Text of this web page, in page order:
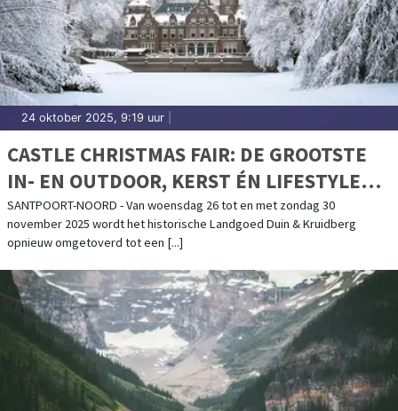
24 oktober 2025, 9:19 uur
CASTLE CHRISTMAS FAIR: DE GROOTSTE
IN- EN OUTDOOR, KERST ÉN LIFESTYLE
FAIR VAN NEDERLAND
SANTPOORT-NOORD - Van woensdag 26 tot en met zondag 30
november 2025 wordt het historische Landgoed Duin & Kruidberg
opnieuw omgetoverd tot een [...]